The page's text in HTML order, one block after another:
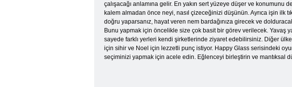
çalışacağı anlamına gelir. En yakın sert yüzeye düşer ve
kalem almadan önce neyi, nasıl çizeceğinizi düşünün. Ayrıca işin ilk
doğru yaparsanız, hayat veren nem bardağınıza girecek ve
Bunu yapmak için öncelikle size çok basit bir görev verilecek. Yavaş
sayede farklı yerleri kendi şirketlerinde ziyaret edebilirsiniz. Diğer
için sihir ve Noel için lezzetli punç istiyor. Happy Glass serisindeki
seçiminizi yapmak için acele edin. Eğlenceyi birleştirin ve mantıksal